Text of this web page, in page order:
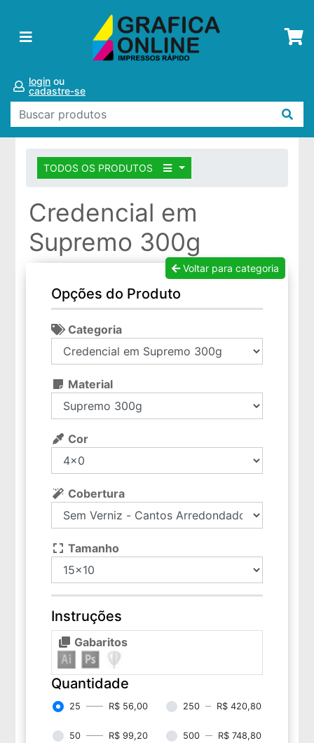
login ou
cadastre-se
TODOS OS PRODUTOS
Credencial em
Supremo 300g
Voltar para categoria
Opções do Produto
Categoria
Material
Cor
Cobertura
Tamanho
Instruções
Gabaritos
Quantidade
25 R$ 56,00 250 R$ 420,80
50 R$ 99,20 500 R$ 748,80